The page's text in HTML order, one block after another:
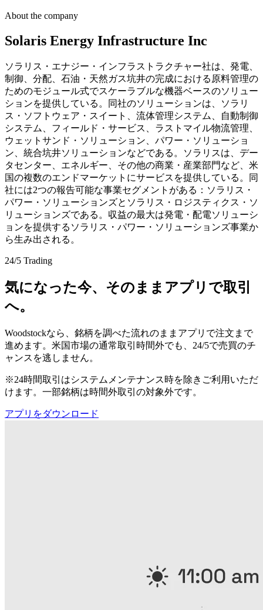
About the company
Solaris Energy Infrastructure Inc
ソラリス・エナジー・インフラストラクチャー社は、発電、
制御、分配、石油・天然ガス坑井の完成における原料管理の
ためのモジュール式でスケーラブルな機器ベースのソリュー
ションを提供している。同社のソリューションは、ソラリ
ス・ソフトウェア・スイート、流体管理システム、自動制御
システム、フィールド・サービス、ラストマイル物流管理、
ウェットサンド・ソリューション、パワー・ソリューショ
ン、統合坑井ソリューションなどである。ソラリスは、デー
タセンター、エネルギー、その他の商業・産業部門など、米
国の複数のエンドマーケットにサービスを提供している。同
社には2つの報告可能な事業セグメントがある：ソラリス・
パワー・ソリューションズとソラリス・ロジスティクス・ソ
リューションズである。収益の最大は発電・配電ソリューシ
ョンを提供するソラリス・パワー・ソリューションズ事業か
ら生み出される。
24/5 Trading
気になった今、そのままアプリで取引
へ。
Woodstockなら、銘柄を調べた流れのままアプリで注文まで
進めます。米国市場の通常取引時間外でも、24/5で売買のチ
ャンスを逃しません。
※24時間取引はシステムメンテナンス時を除きご利用いただ
けます。一部銘柄は時間外取引の対象外です。
アプリをダウンロード